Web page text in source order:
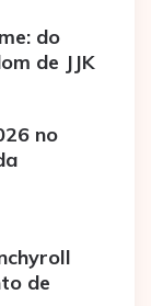
do
de JJK
no
de